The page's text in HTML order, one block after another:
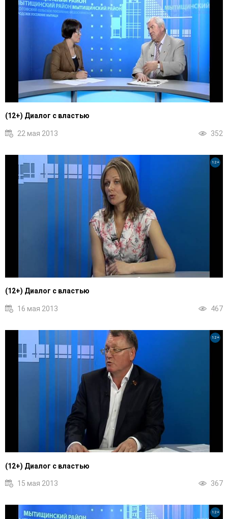
(12+) Диалог с властью
22 мая 2013 352
(12+) Диалог с властью
16 мая 2013 467
12+
(12+) Диалог с властью
15 мая 2013 367
12+
12+